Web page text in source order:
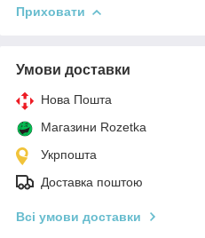
Приховати
Умови доставки
Нова Пошта
Магазини Rozetka
Укрпошта
Доставка поштою
Всі умови доставки